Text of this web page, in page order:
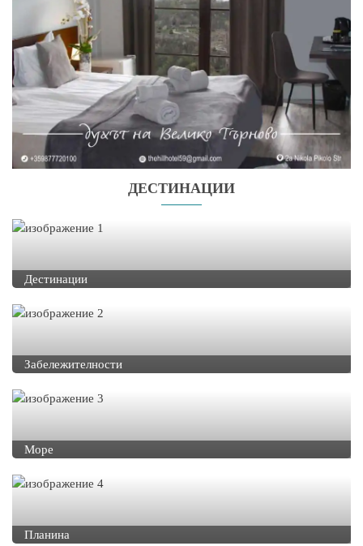
ДЕСТИНАЦИИ
Дестинации
Забележителности
Море
Планина